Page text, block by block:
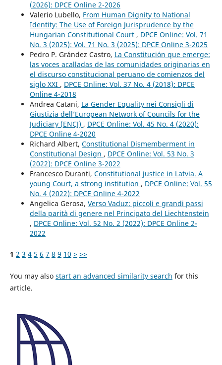
(2026): DPCE Online 2-2026
Valerio Lubello, From Human Dignity to National
Identity: The Use of Foreign Jurisprudence by the
Hungarian Constitutional Court , DPCE Online: Vol. 71
No. 3 (2025): Vol. 71 No. 3 (2025): DPCE Online 3-2025
Pedro P. Grández Castro, La Constitución que emerge:
las voces acalladas de las comunidades originarias en
el discurso constitucional peruano de comienzos del
siglo XXI , DPCE Online: Vol. 37 No. 4 (2018): DPCE
Online 4-2018
Andrea Catani, La Gender Equality nei Consigli di
Giustizia dell’European Network of Councils for the
Judiciary (ENCJ) , DPCE Online: Vol. 45 No. 4 (2020):
DPCE Online 4-2020
Richard Albert, Constitutional Dismemberment in
Constitutional Design , DPCE Online: Vol. 53 No. 3
(2022): DPCE Online 3-2022
Francesco Duranti, Constitutional justice in Latvia. A
young Court, a strong institution , DPCE Online: Vol. 55
No. 4 (2022): DPCE Online 4-2022
Angelica Gerosa, Verso Vaduz: piccoli e grandi passi
della parità di genere nel Principato del Liechtenstein
, DPCE Online: Vol. 52 No. 2 (2022): DPCE Online 2-
2022
1 2 3 4 5 6 7 8 9 10 > >>
You may also start an advanced similarity search for this
article.